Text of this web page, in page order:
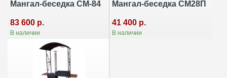
Мангал-беседка СМ-84
83 600 р.
В наличии
Мангал-беседка СМ28П
41 400 р.
В наличии